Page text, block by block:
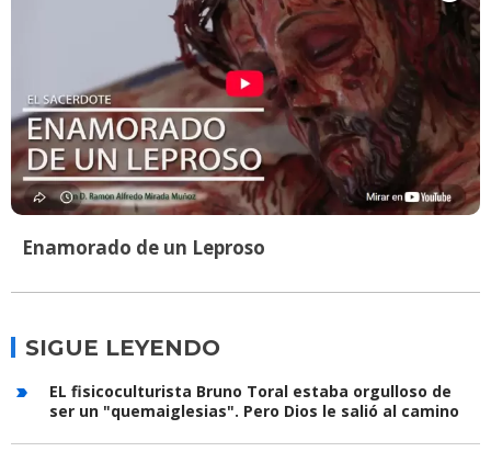
Enamorado de un Leproso
SIGUE LEYENDO
EL fisicoculturista Bruno Toral estaba orgulloso de
ser un "quemaiglesias". Pero Dios le salió al camino